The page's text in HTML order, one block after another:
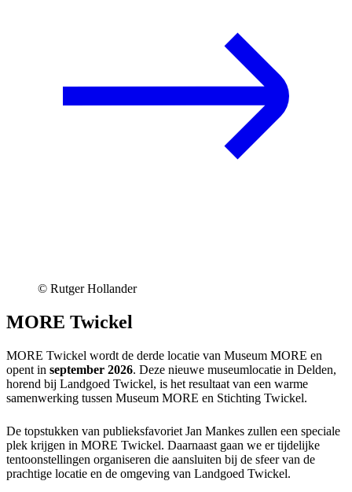
© Rutger Hollander
MORE Twickel
MORE Twickel wordt de derde locatie van Museum MORE en
opent in september 2026. Deze nieuwe museumlocatie in Delden,
horend bij Landgoed Twickel, is het resultaat van een warme
samenwerking tussen Museum MORE en Stichting Twickel.
De topstukken van publieksfavoriet Jan Mankes zullen een speciale
plek krijgen in MORE Twickel. Daarnaast gaan we er tijdelijke
tentoonstellingen organiseren die aansluiten bij de sfeer van de
prachtige locatie en de omgeving van Landgoed Twickel.